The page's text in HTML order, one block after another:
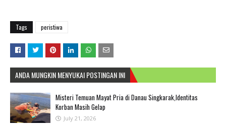
Tags peristiwa
ANDA MUNGKIN MENYUKAI POSTINGAN INI
Misteri Temuan Mayat Pria di Danau Singkarak,Identitas
Korban Masih Gelap
July 21, 2026